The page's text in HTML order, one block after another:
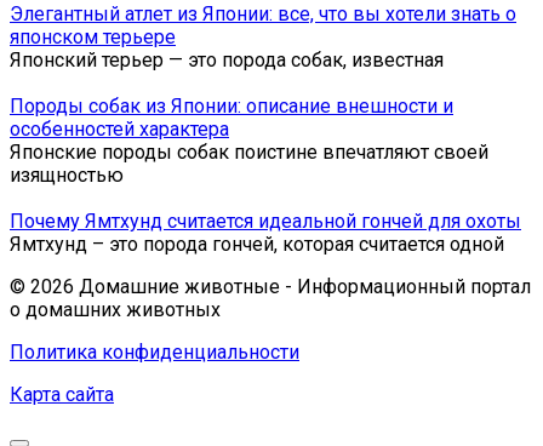
Элегантный атлет из Японии: все, что вы хотели знать о
японском терьере
Японский терьер — это порода собак, известная
Породы собак из Японии: описание внешности и
особенностей характера
Японские породы собак поистине впечатляют своей
изящностью
Почему Ямтхунд считается идеальной гончей для охоты
Ямтхунд – это порода гончей, которая считается одной
© 2026 Домашние животные - Информационный портал
о домашних животных
Политика конфиденциальности
Карта сайта